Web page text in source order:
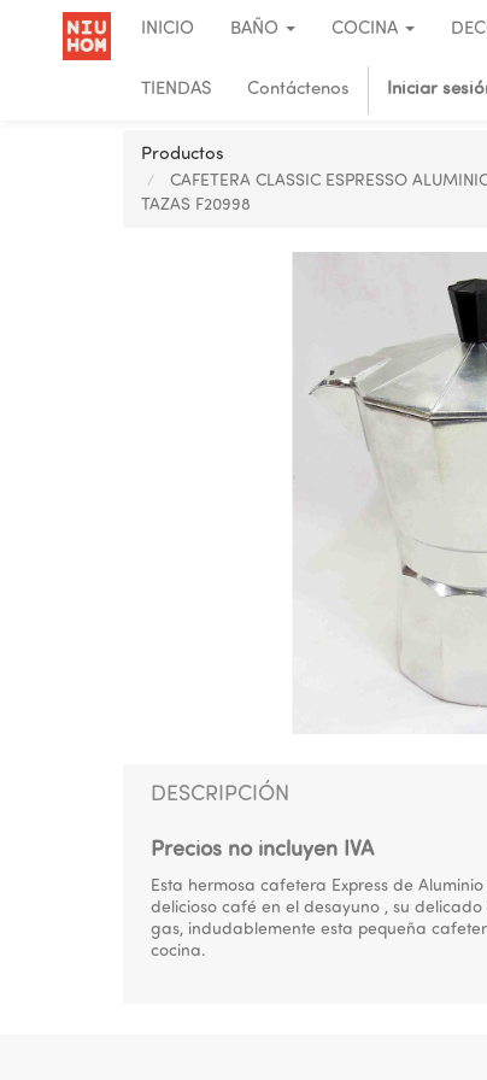
INICIO BAÑO COCINA
TIENDAS Contáctenos Iniciar
Productos
CAFETERA CLASSIC ESPRESSO
TAZAS F20998
DESCRIPCIÓN
Precios no incluyen IVA
Esta hermosa cafetera Express de
delicioso café en el desayuno , su
gas, indudablemente esta pequeña
cocina.